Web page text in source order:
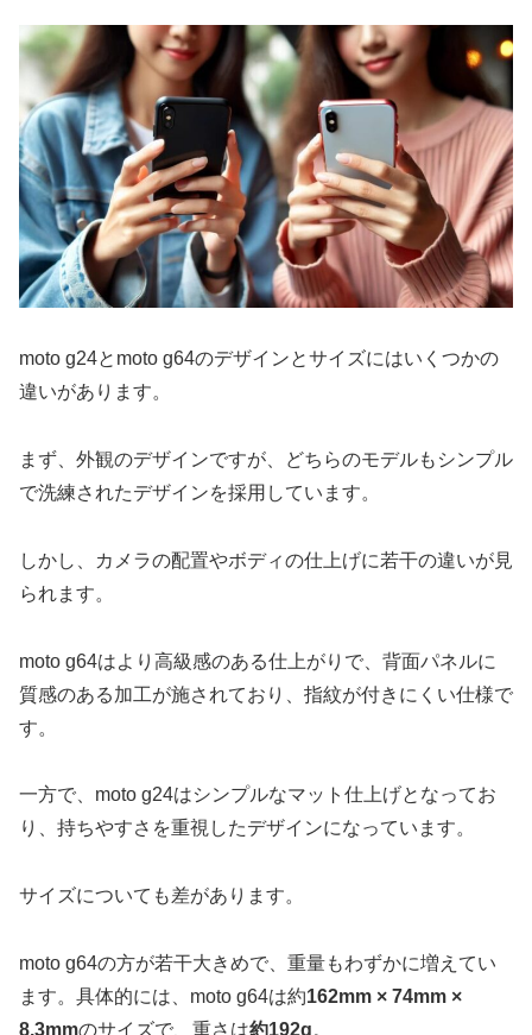
moto g24とmoto g64のデザインとサイズにはいくつかの
違いがあります。
まず、外観のデザインですが、どちらのモデルもシンプル
で洗練されたデザインを採用しています。
しかし、カメラの配置やボディの仕上げに若干の違いが見
られます。
moto g64はより高級感のある仕上がりで、背面パネルに
質感のある加工が施されており、指紋が付きにくい仕様で
す。
一方で、moto g24はシンプルなマット仕上げとなってお
り、持ちやすさを重視したデザインになっています。
サイズについても差があります。
moto g64の方が若干大きめで、重量もわずかに増えてい
ます。具体的には、moto g64は約162mm × 74mm ×
8.3mmのサイズで、重さは約192g。